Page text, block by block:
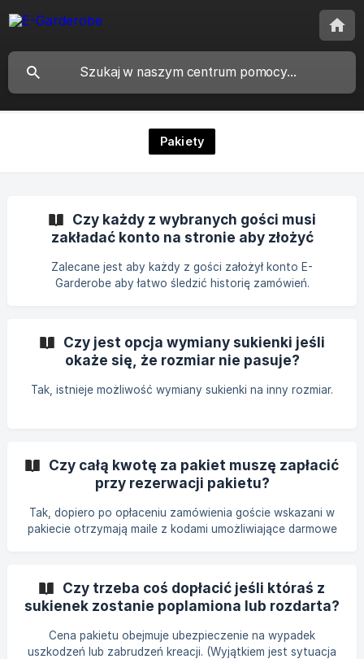
Pakiety
Czy każdy z wybranych gości musi
zakładać konto na stronie aby złożyć
Zalecane jest aby każdy z gości założył konto E-
Garderobe aby łatwo śledzić historię zamówień.
Czy jest opcja wymiany sukienki jeśli
okaże się, że rozmiar nie pasuje?
Tak, istnieje możliwość wymiany sukienki na inny rozmiar.
Czy całą kwotę za pakiet muszę zapłacić
przy rezerwacji pakietu?
Tak, dopiero po opłaceniu zamówienia goście wskazani w
pakiecie otrzymają maile z kodami umożliwiające darmowe
Czy trzeba coś dopłacić jeśli któraś z
sukienek zostanie poplamiona lub rozdarta?
Cena pakietu obejmuje ubezpieczenie na wypadek
uszkodzeń lub zabrudzeń kreacji. (Wyjątkiem jest sytuacja